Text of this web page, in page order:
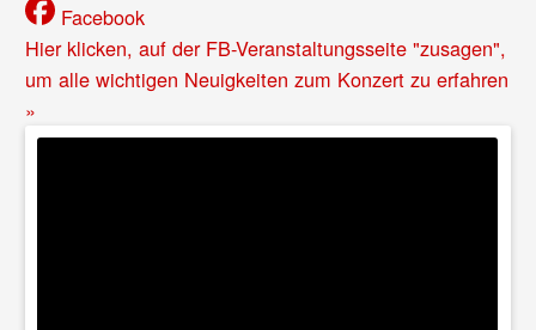
Facebook
Hier klicken, auf der FB-Veranstaltungsseite "zusagen",
um alle wichtigen Neuigkeiten zum Konzert zu erfahren
»